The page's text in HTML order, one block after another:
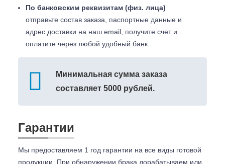
По банковским реквизитам (физ. лица)
отправьте состав заказа, паспортные данные и
адрес доставки на наш email, получите счет и
оплатите через любой удобный банк.
Минимальная сумма заказа
составляет 5000 рублей.
Гарантии
Мы предоставляем 1 год гарантии на все виды готовой
продукции. При обнаружении брака дорабатываем или